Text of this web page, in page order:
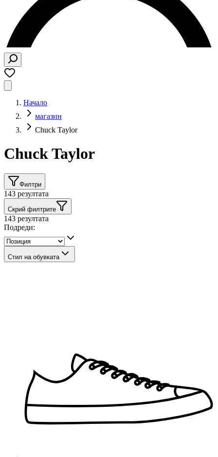
Начало
магазин
Chuck Taylor
Chuck Taylor
Филтри
143 резултата
Скрий филтрите
143 резултата
Подреди:
Стил на обувката